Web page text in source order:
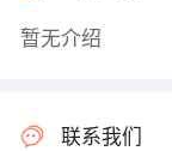
暂无介绍
联系我们